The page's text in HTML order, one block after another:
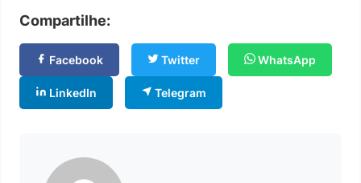
Compartilhe:
Facebook Twitter WhatsApp
LinkedIn Telegram